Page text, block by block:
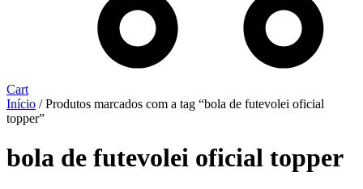
Cart
Início / Produtos marcados com a tag “bola de futevolei oficial
topper”
bola de futevolei oficial topper